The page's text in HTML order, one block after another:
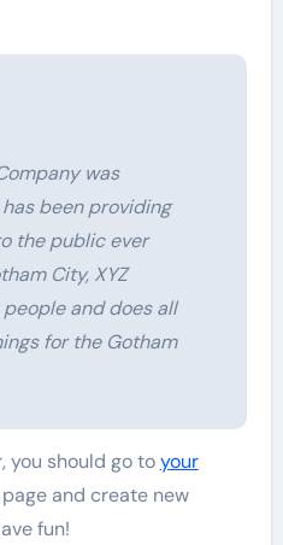
was
has been providing
the public ever
City, XYZ
and does all
for the Gotham
you should go toyour
and create new
fun!